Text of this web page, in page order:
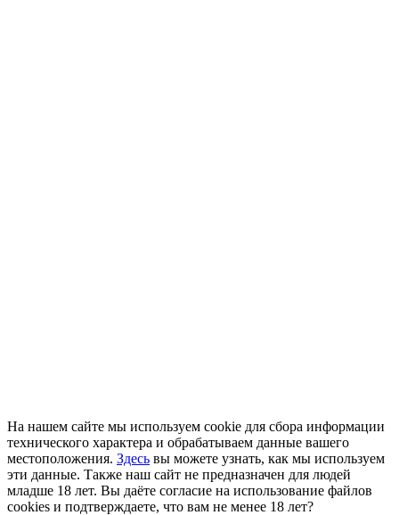
На нашем сайте мы используем cookie для сбора информации
технического характера и обрабатываем данные вашего
местоположения. Здесь вы можете узнать, как мы используем
эти данные. Также наш сайт не предназначен для людей
младше 18 лет. Вы даёте согласие на использование файлов
cookies и подтверждаете, что вам не менее 18 лет?